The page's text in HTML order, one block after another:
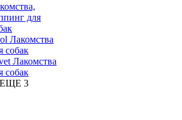
для
Лакомства
собак
Лакомства
собак
3